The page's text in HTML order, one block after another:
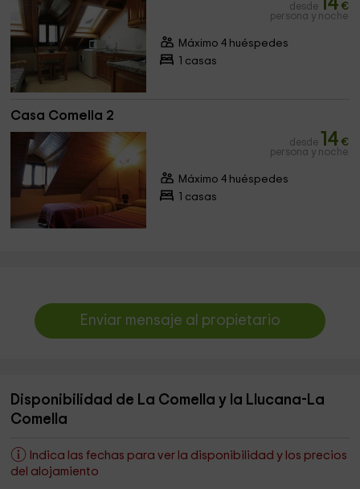
desde
€
persona y noche
Máximo 4 huéspedes
1 casas
Casa Comella 2
desde 14 €
persona y noche
Máximo 4 huéspedes
1 casas
Enviar mensaje al propietario
Disponibilidad de La Comella y la Llucana-La
Comella
Indica las fechas para ver la disponibilidad y los precios
del alojamiento